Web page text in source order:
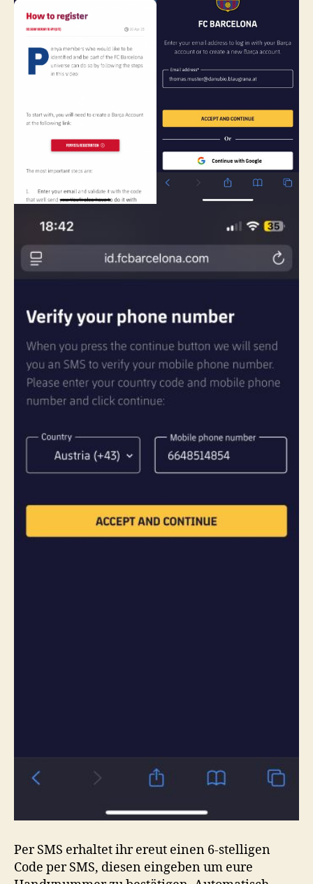
Per SMS erhaltet ihr ereut einen 6-stelligen
Code per SMS, diesen eingeben um eure